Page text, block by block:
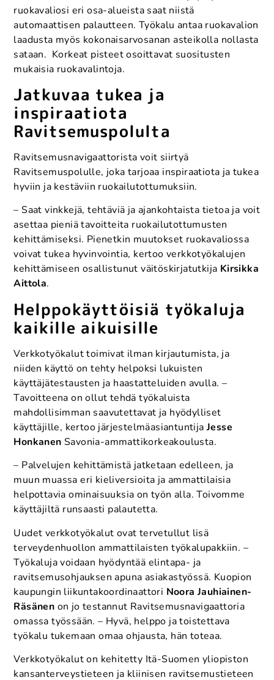
ruokavaliosi eri osa-alueista saat niistä
automaattisen palautteen. Työkalu antaa ruokavalion
laadusta myös kokonaisarvosanan asteikolla nollasta
sataan. Korkeat pisteet osoittavat suositusten
mukaisia ruokavalintoja.
Jatkuvaa tukea ja
inspiraatiota
Ravitsemuspolulta
Ravitsemusnavigaattorista voit siirtyä
Ravitsemuspolulle, joka tarjoaa inspiraatiota ja tukea
hyviin ja kestäviin ruokailutottumuksiin.
– Saat vinkkejä, tehtäviä ja ajankohtaista tietoa ja voit
asettaa pieniä tavoitteita ruokailutottumusten
kehittämiseksi. Pienetkin muutokset ruokavaliossa
voivat tukea hyvinvointia, kertoo verkkotyökalujen
kehittämiseen osallistunut väitöskirjatutkija Kirsikka
Aittola.
Helppokäyttöisiä työkaluja
kaikille aikuisille
Verkkotyökalut toimivat ilman kirjautumista, ja
niiden käyttö on tehty helpoksi lukuisten
käyttäjätestausten ja haastatteluiden avulla. –
Tavoitteena on ollut tehdä työkaluista
mahdollisimman saavutettavat ja hyödylliset
käyttäjille, kertoo järjestelmäasiantuntijaJesse
Honkanen Savonia-ammattikorkeakoulusta.
– Palvelujen kehittämistä jatketaan edelleen, ja
muun muassa eri kieliversioita ja ammattilaisia
helpottavia ominaisuuksia on työn alla. Toivomme
käyttäjiltä runsaasti palautetta.
Uudet verkkotyökalut ovat tervetullut lisä
terveydenhuollon ammattilaisten työkalupakkiin. –
Työkaluja voidaan hyödyntää elintapa- ja
ravitsemusohjauksen apuna asiakastyössä. Kuopion
kaupungin liikuntakoordinaattori Noora Jauhiainen-
Räsänen on jo testannut Ravitsemusnavigaattoria
omassa työssään. – Hyvä, helppo ja toistettava
työkalu tukemaan omaa ohjausta, hän toteaa.
Verkkotyökalut on kehitetty Itä-Suomen yliopiston
kansanterveystieteen ja kliinisen ravitsemustieteen